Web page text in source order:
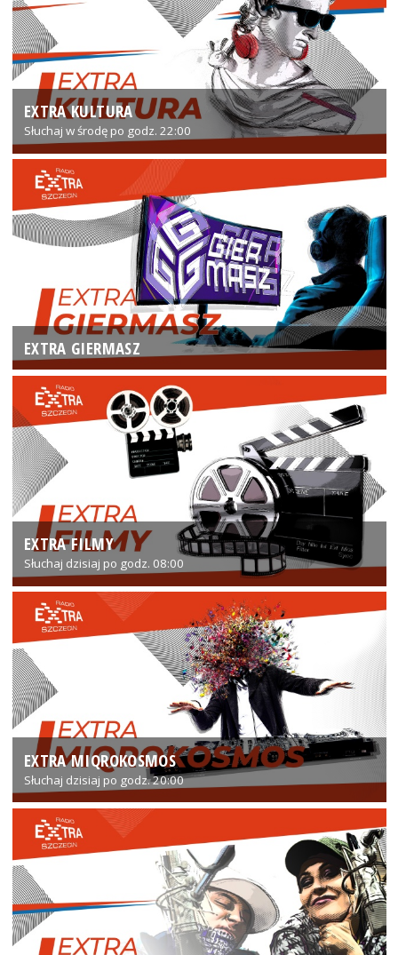
EXTRA KULTURA
Słuchaj w środę po godz. 22:00
EXTRA GIERMASZ
EXTRA FILMY
Słuchaj dzisiaj po godz. 08:00
EXTRA MIQROKOSMOS
Słuchaj dzisiaj po godz. 20:00